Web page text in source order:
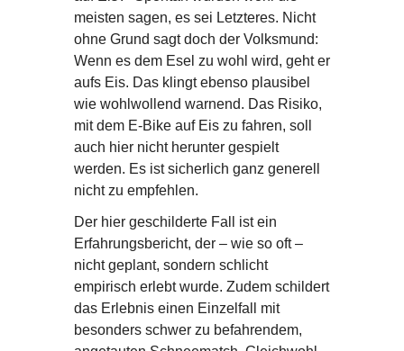
meisten sagen, es sei Letzteres. Nicht
ohne Grund sagt doch der Volksmund:
Wenn es dem Esel zu wohl wird, geht er
aufs Eis. Das klingt ebenso plausibel
wie wohlwollend warnend. Das Risiko,
mit dem E-Bike auf Eis zu fahren, soll
auch hier nicht herunter gespielt
werden. Es ist sicherlich ganz generell
nicht zu empfehlen.
Der hier geschilderte Fall ist ein
Erfahrungsbericht, der – wie so oft –
nicht geplant, sondern schlicht
empirisch erlebt wurde. Zudem schildert
das Erlebnis einen Einzelfall mit
besonders schwer zu befahrendem,